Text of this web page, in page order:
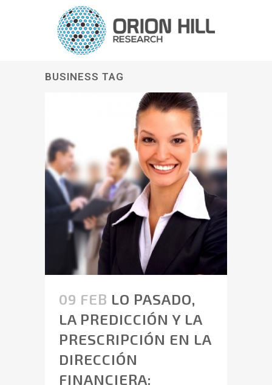
BUSINESS TAG
09 FEB LO PASADO,
LA PREDICCIÓN Y LA
PRESCRIPCIÓN EN LA
DIRECCIÓN
FINANCIERA: